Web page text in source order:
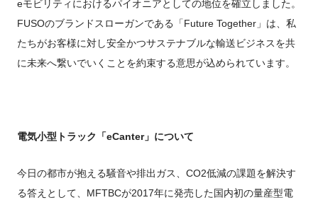
eモビリティにおけるパイオニアとしての地位を確立しました。
FUSOのブランドスローガンである「Future Together」は、私
たちがお客様に対し安全かつサステナブルな輸送ビジネスを共
に未来へ繋いでいくことを約束する意思が込められています。
電気小型トラック「eCanter」について
今日の都市が抱える騒音や排出ガス、CO2低減の課題を解決す
る答えとして、MFTBCが2017年に発売した国内初の量産型電